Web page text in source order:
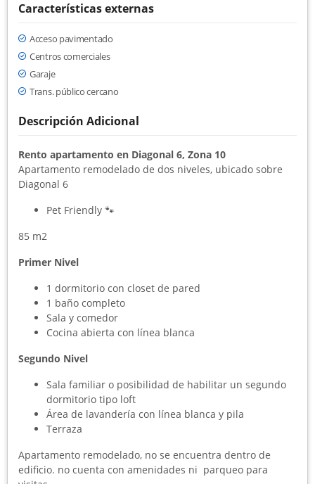
Características externas
Acceso pavimentado
Centros comerciales
Garaje
Trans. público cercano
Descripción Adicional
Rento apartamento en Diagonal 6, Zona 10
Apartamento remodelado de dos niveles, ubicado sobre
Diagonal 6
Pet Friendly 🐾
85 m2
Primer Nivel
1 dormitorio con closet de pared
1 baño completo
Sala y comedor
Cocina abierta con línea blanca
Segundo Nivel
Sala familiar o posibilidad de habilitar un segundo
dormitorio tipo loft
Área de lavandería con línea blanca y pila
Terraza
Apartamento remodelado, no se encuentra dentro de
edificio. no cuenta con amenidades ni parqueo para